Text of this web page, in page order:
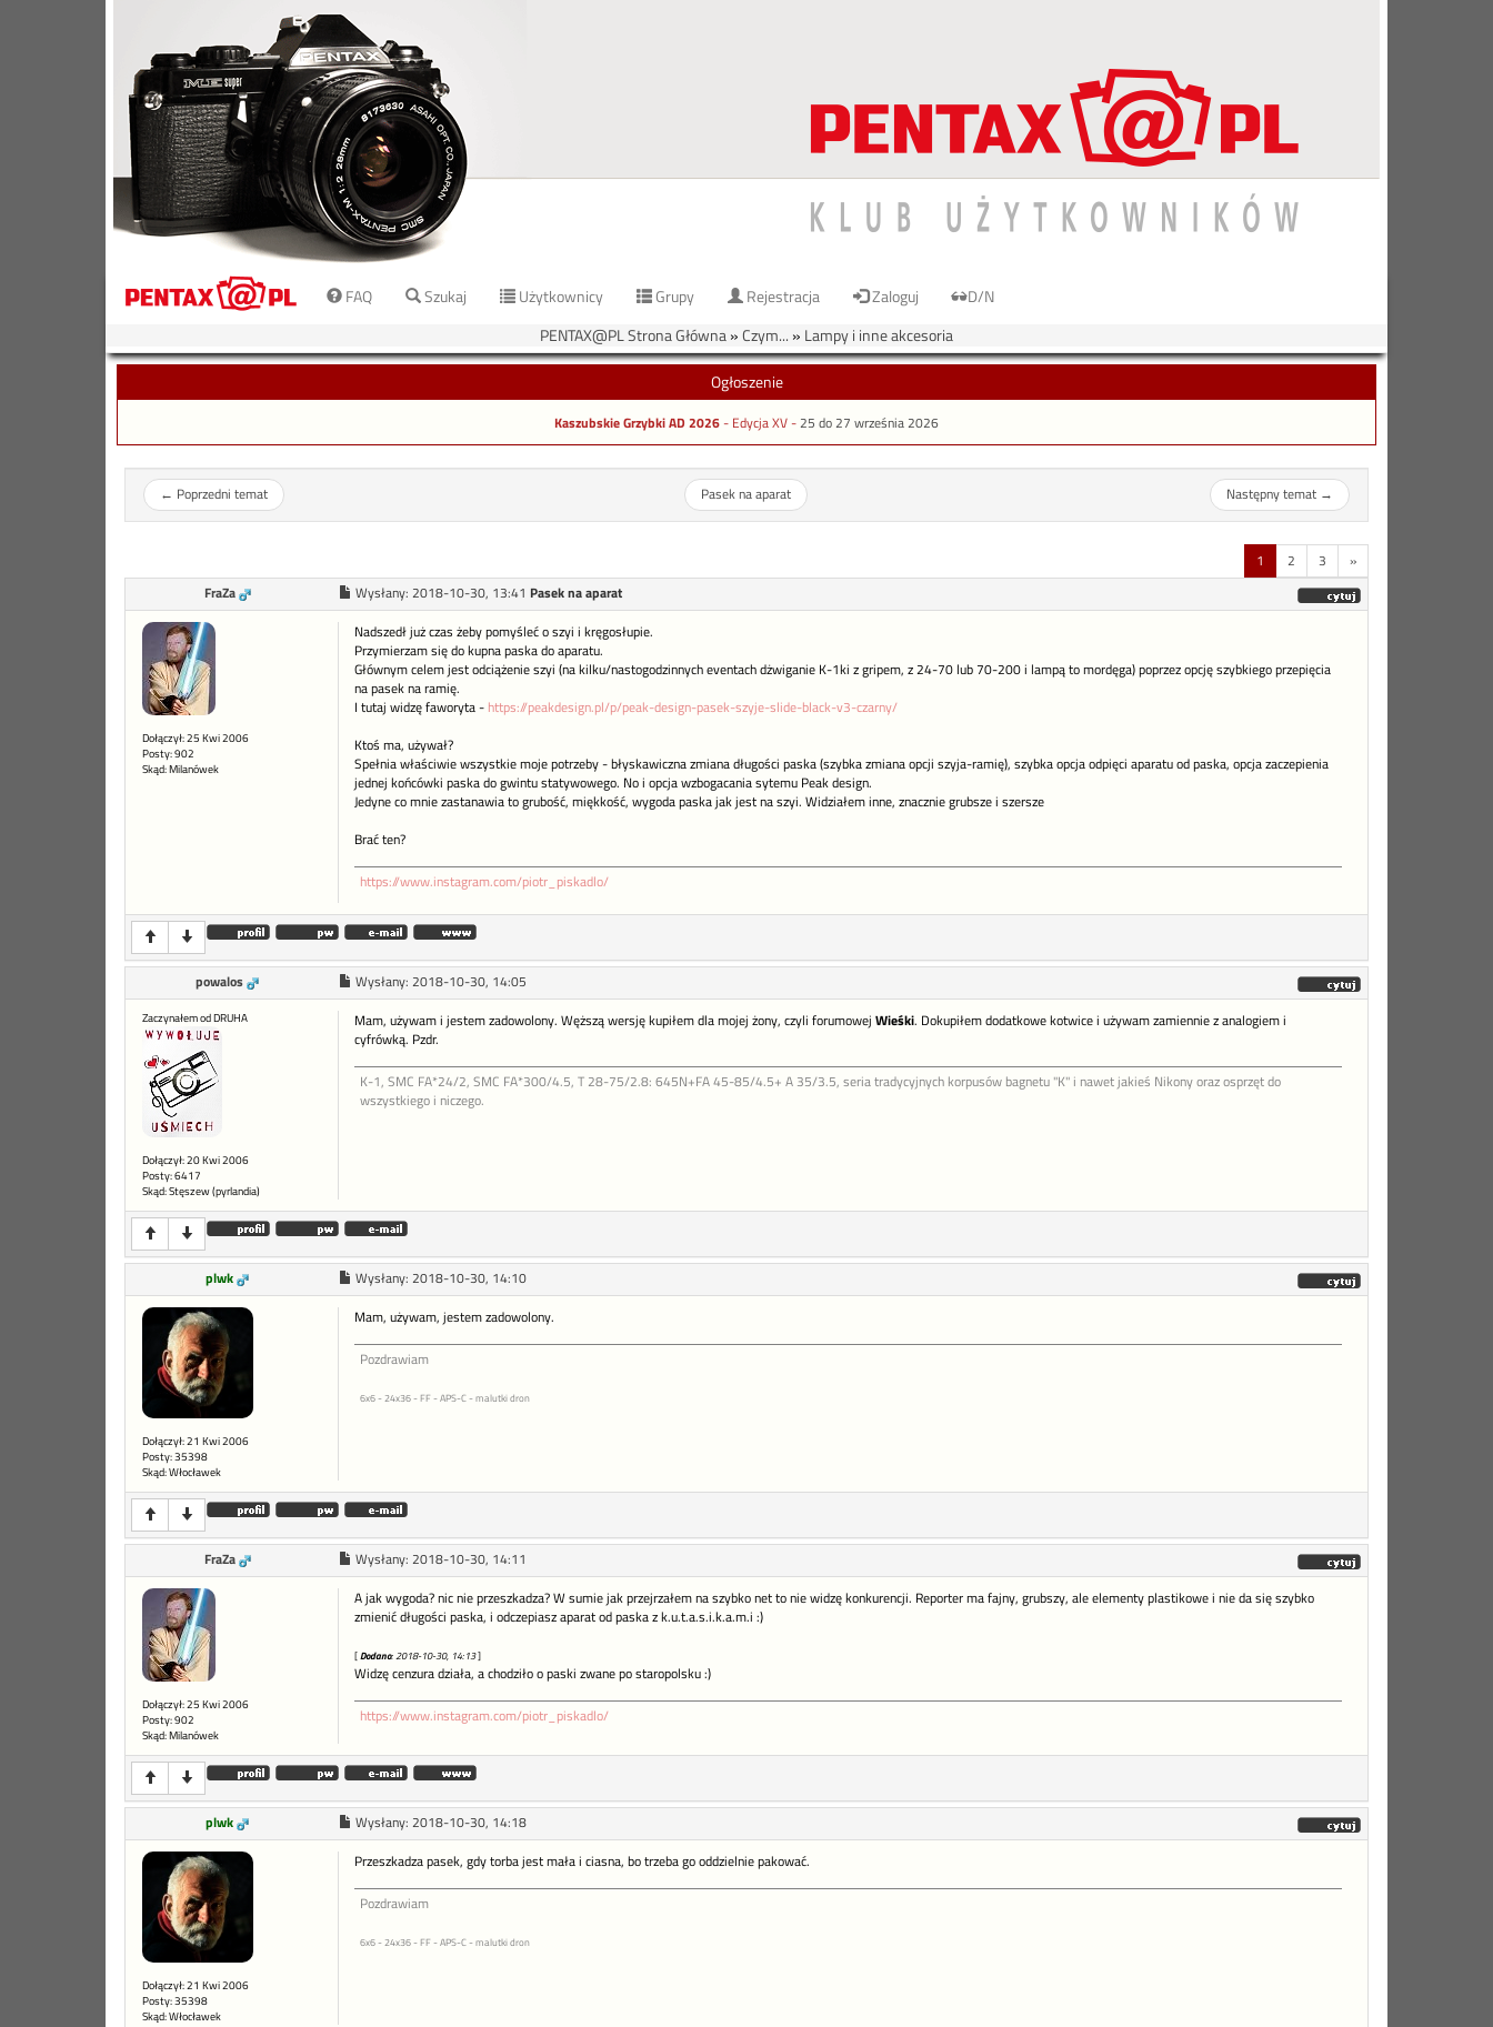
FAQ Szukaj Użytkownicy Grupy Rejestracja Zaloguj
D/N
PENTAX@PL Strona Główna»Czym... » Lampy i inne akcesoria
Ogłoszenie
Kaszubskie Grzybki AD 2026- Edycja XV -25 do 27 września 2026
← Poprzedni temat Pasek na aparat Następny temat→
1 2 3 »
FraZa Wysłany: 2018-10-30, 13:41 Pasek na aparat
Dołączył: 25 Kwi 2006
Posty: 902
Skąd: Milanówek
Nadszedł już czas żeby pomyśleć o szyi i kręgosłupie.
Przymierzam się do kupna paska do aparatu.
Głównym celem jest odciążenie szyi (na kilku/nastogodzinnych eventach dżwiganie K-1ki z gripem, z 24-70 lub 70-200 i lampą to mordęga) poprzez opcję szybkiego przepięcia
na pasek na ramię.
I tutaj widzę faworyta - https://peakdesign.pl/p/peak-design-pasek-szyje-slide-black-v3-czarny/
Ktoś ma, używał?
Spełnia właściwie wszystkie moje potrzeby - błyskawiczna zmiana długości paska (szybka zmiana opcji szyja-ramię), szybka opcja odpięci aparatu od paska, opcja zaczepienia
jednej końcówki paska do gwintu statywowego. No i opcja wzbogacania sytemu Peak design.
Jedyne co mnie zastanawia to grubość, miękkość, wygoda paska jak jest na szyi. Widziałem inne, znacznie grubsze i szersze
Brać ten?
https://www.instagram.com/piotr_piskadlo/
powalos Wysłany: 2018-10-30, 14:05
Zaczynałem od DRUHA
Dołączył: 20 Kwi 2006
Posty: 6417
Skąd: Stęszew (pyrlandia)
Mam, używam i jestem zadowolony. Węższą wersję kupiłem dla mojej żony, czyli forumowej Wieśki. Dokupiłem dodatkowe kotwice i używam zamiennie z analogiem i
cyfrówką. Pzdr.
K-1, SMC FA*24/2, SMC FA*300/4.5, T 28-75/2.8: 645N+FA 45-85/4.5+ A 35/3.5, seria tradycyjnych korpusów bagnetu "K" i nawet jakieś Nikony oraz osprzęt do
wszystkiego i niczego.
plwk Wysłany: 2018-10-30, 14:10
Dołączył: 21 Kwi 2006
Posty: 35398
Skąd: Włocławek
Mam, używam, jestem zadowolony.
Pozdrawiam
6x6 - 24x36 - FF - APS-C - malutki dron
FraZa Wysłany: 2018-10-30, 14:11
Dołączył: 25 Kwi 2006
Posty: 902
Skąd: Milanówek
A jak wygoda? nic nie przeszkadza? W sumie jak przejrzałem na szybko net to nie widzę konkurencji. Reporter ma fajny, grubszy, ale elementy plastikowe i nie da się szybko
zmienić długości paska, i odczepiasz aparat od paska z k.u.t.a.s.i.k.a.m.i :)
[Dodano: 2018-10-30, 14:13]
Widzę cenzura działa, a chodziło o paski zwane po staropolsku :)
https://www.instagram.com/piotr_piskadlo/
plwk Wysłany: 2018-10-30, 14:18
Dołączył: 21 Kwi 2006
Posty: 35398
Skąd: Włocławek
Przeszkadza pasek, gdy torba jest mała i ciasna, bo trzeba go oddzielnie pakować.
Pozdrawiam
6x6 - 24x36 - FF - APS-C - malutki dron